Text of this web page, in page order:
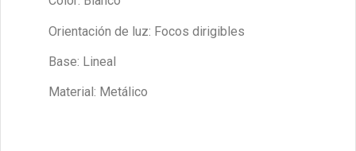
Orientación de luz: Focos dirigibles
Base: Lineal
Material: Metálico